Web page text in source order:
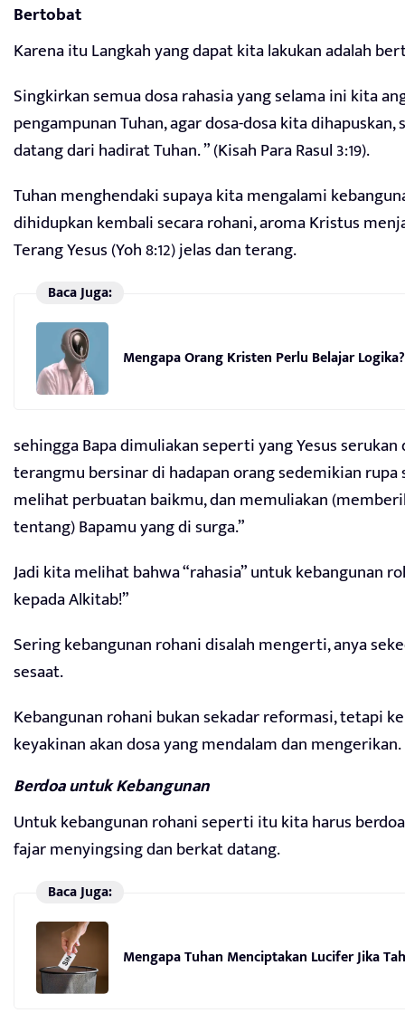
Bertobat
Karena itu Langkah yang dapat kita lakukan adalah
Singkirkan semua dosa rahasia yang selama ini kita
pengampunan Tuhan, agar dosa-dosa kita
datang dari hadirat Tuhan. ” (Kisah Para Rasul 3:19).
Tuhan menghendaki supaya kita mengalami
dihidupkan kembali secara rohani, aroma Kristus
Terang Yesus (Yoh 8:12) jelas dan terang.
Baca Juga:
Mengapa Orang Kristen Perlu Belajar Logika?
sehingga Bapa dimuliakan seperti yang Yesus serukan
terangmu bersinar di hadapan orang sedemikian
melihat perbuatan baikmu, dan memuliakan
tentang) Bapamu yang di surga.”
Jadi kita melihat bahwa “rahasia” untuk kebangunan
kepada Alkitab!”
Sering kebangunan rohani disalah mengerti, anya
sesaat.
Kebangunan rohani bukan sekadar reformasi, tetapi
keyakinan akan dosa yang mendalam dan mengerikan.
Berdoa untuk Kebangunan
Untuk kebangunan rohani seperti itu kita harus
fajar menyingsing dan berkat datang.
Baca Juga:
Mengapa Tuhan Menciptakan Lucifer Jika